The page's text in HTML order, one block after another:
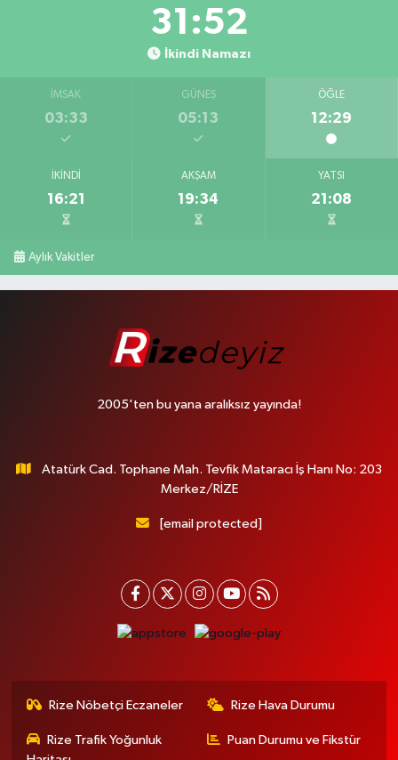
31:51
İkindi Namazı
İMSAK
03:33
GÜNEŞ
05:13
ÖĞLE
12:29
İKINDI
16:21
AKŞAM
19:34
YATSI
21:08
Aylık Vakitler
2005'ten bu yana aralıksız yayında!
Atatürk Cad. Tophane Mah. Tevfik Mataracı İş Hanı No: 203
Merkez/RİZE
[email protected]
Rize Nöbetçi Eczaneler Rize Hava Durumu
Rize Trafik Yoğunluk
Puan Durumu ve Fikstür